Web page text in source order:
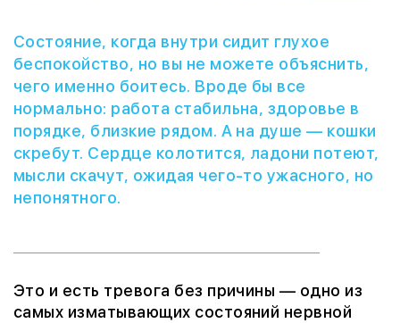
Состояние, когда внутри сидит глухое
беспокойство, но вы не можете объяснить,
чего именно боитесь. Вроде бы все
нормально: работа стабильна, здоровье в
порядке, близкие рядом. А на душе — кошки
скребут. Сердце колотится, ладони потеют,
мысли скачут, ожидая чего-то ужасного, но
непонятного.
Это и есть тревога без причины — одно из
самых изматывающих состояний нервной